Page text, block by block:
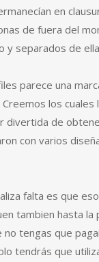
en
de fuera del
y separados de
parece una
los cuales
divertida de
con varios
falta es que
tambien hasta la
no tengas que
tendrás que